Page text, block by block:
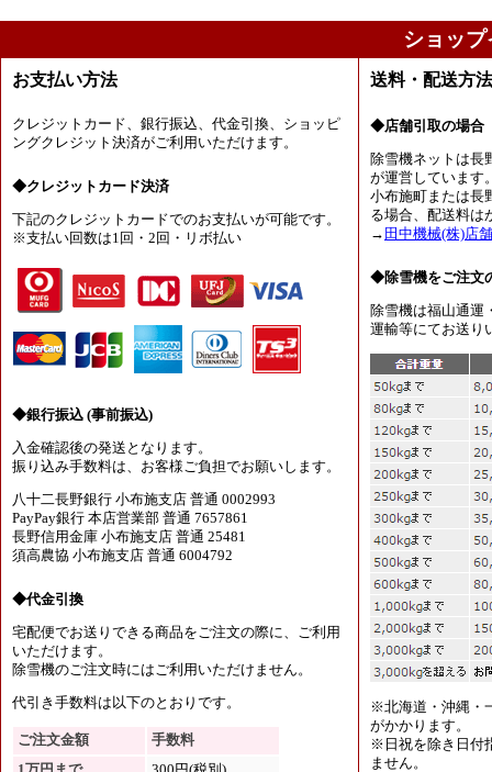
ショッ
お支払い方法
クレジットカード、銀行振込、代金引換、ショッピ
ングクレジット決済がご利用いただけます。
◆クレジットカード決済
下記のクレジットカードでのお支払いが可能です。
※支払い回数は1回・2回・リボ払い
◆銀行振込 (事前振込)
入金確認後の発送となります。
振り込み手数料は、お客様ご負担でお願いします。
八十二長野銀行 小布施支店 普通 0002993
PayPay銀行 本店営業部 普通 7657861
長野信用金庫 小布施支店 普通 25481
須高農協 小布施支店 普通 6004792
◆代金引換
宅配便でお送りできる商品をご注文の際に、ご利用
いただけます。
除雪機のご注文時にはご利用いただけません。
代引き手数料は以下のとおりです。
ご注文金額
手数料
送料・配送方
◆店舗引取の場合
除雪機ネットは長
が運営しています
小布施町または長
る場合、配送料は
→ 田中機械(株)店
◆除雪機をご注文
除雪機は福山通運
運輸等にてお送り
※北海道・沖縄・
がかかります。
※日祝を除き日付
ません。